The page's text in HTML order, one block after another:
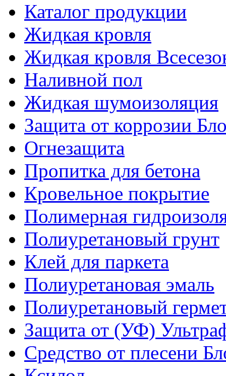
Каталог продукции
Жидкая кровля
Жидкая кровля
Наливной пол
Жидкая шумоизоляция
Защита от коррозии
Огнезащита
Пропитка для бетона
Кровельное покрытие
Полимерная
Полиуретановый грунт
Клей для паркета
Полиуретановая эмаль
Полиуретановый
Защита от (УФ)
Средство от плесени